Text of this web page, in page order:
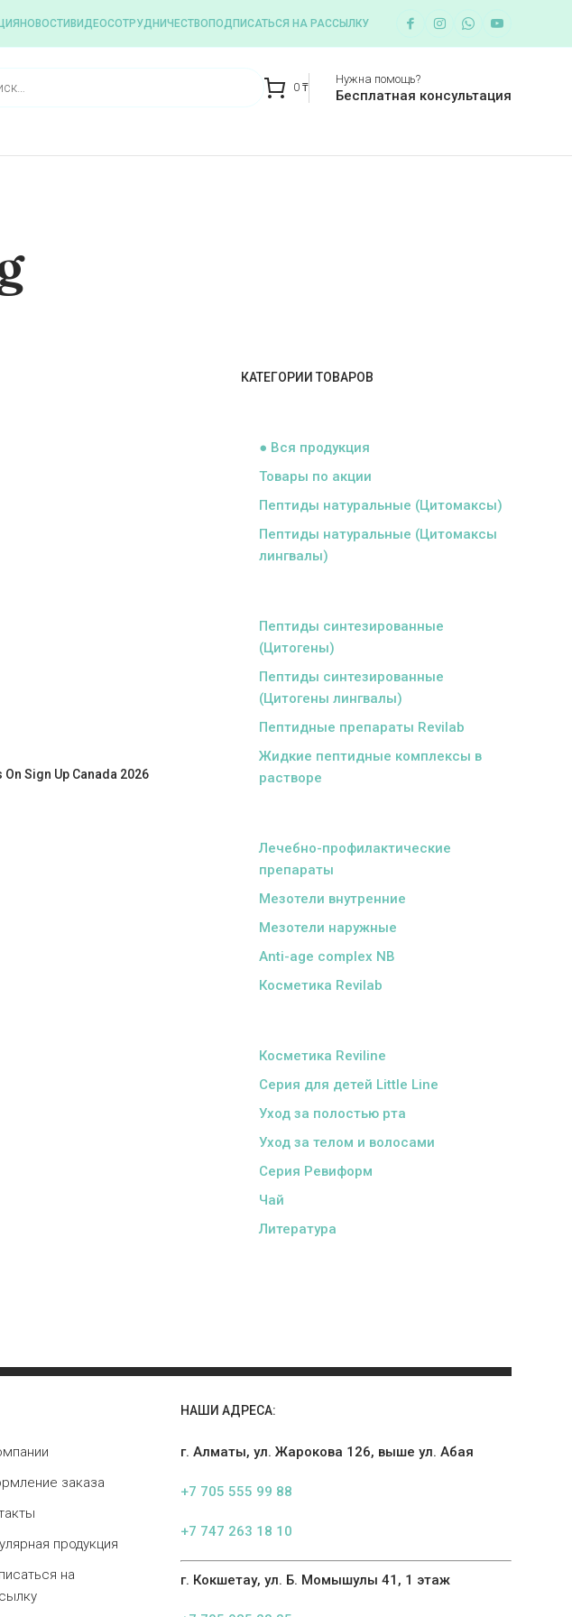
НОВОСТИ ВИДЕОСОТРУДНИЧЕСТВО ПОДПИСАТЬСЯ НА РАССЫЛКУ
0 ₸
Нужна помощь?
Бесплатная консультация
On Sign Up Canada 2026
КАТЕГОРИИ ТОВАРОВ
● Вся продукция
Товары по акции
Пептиды натуральные (Цитомаксы)
Пептиды натуральные (Цитомаксы
лингвалы)
Пептиды синтезированные
(Цитогены)
Пептиды синтезированные
(Цитогены лингвалы)
Пептидные препараты Revilab
Жидкие пептидные комплексы в
растворе
Лечебно-профилактические
препараты
Мезотели внутренние
Мезотели наружные
Anti-age complex NB
Косметика Revilab
Косметика Reviline
Серия для детей Little Line
Уход за полостью рта
Уход за телом и волосами
Серия Ревиформ
Чай
Литература
заказа
продукция
на
НАШИ АДРЕСА:
г. Алматы, ул. Жарокова 126, выше ул. Абая
+7 705 555 99 88
+7 747 263 18 10
г. Кокшетау, ул. Б. Момышулы 41, 1 этаж